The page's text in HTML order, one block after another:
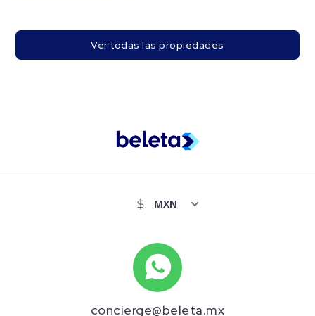
Ver todas las propiedades
concierge@beleta.mx